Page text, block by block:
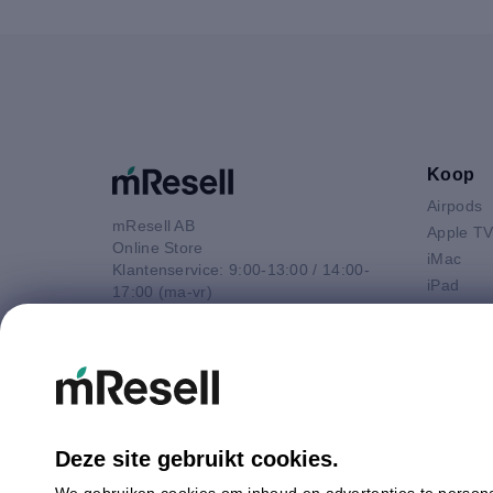
mResell AB
Online Store
Klantenservice: 9:00-13:00 / 14:00-
17:00 (ma-vr)
contact@mresell.nl
Koop
Airpods
Apple TV
iMac
iPad
Deze site gebruikt cookies.